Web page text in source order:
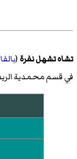
تشاه تشهل نفرة (
فيقسم محمدیة